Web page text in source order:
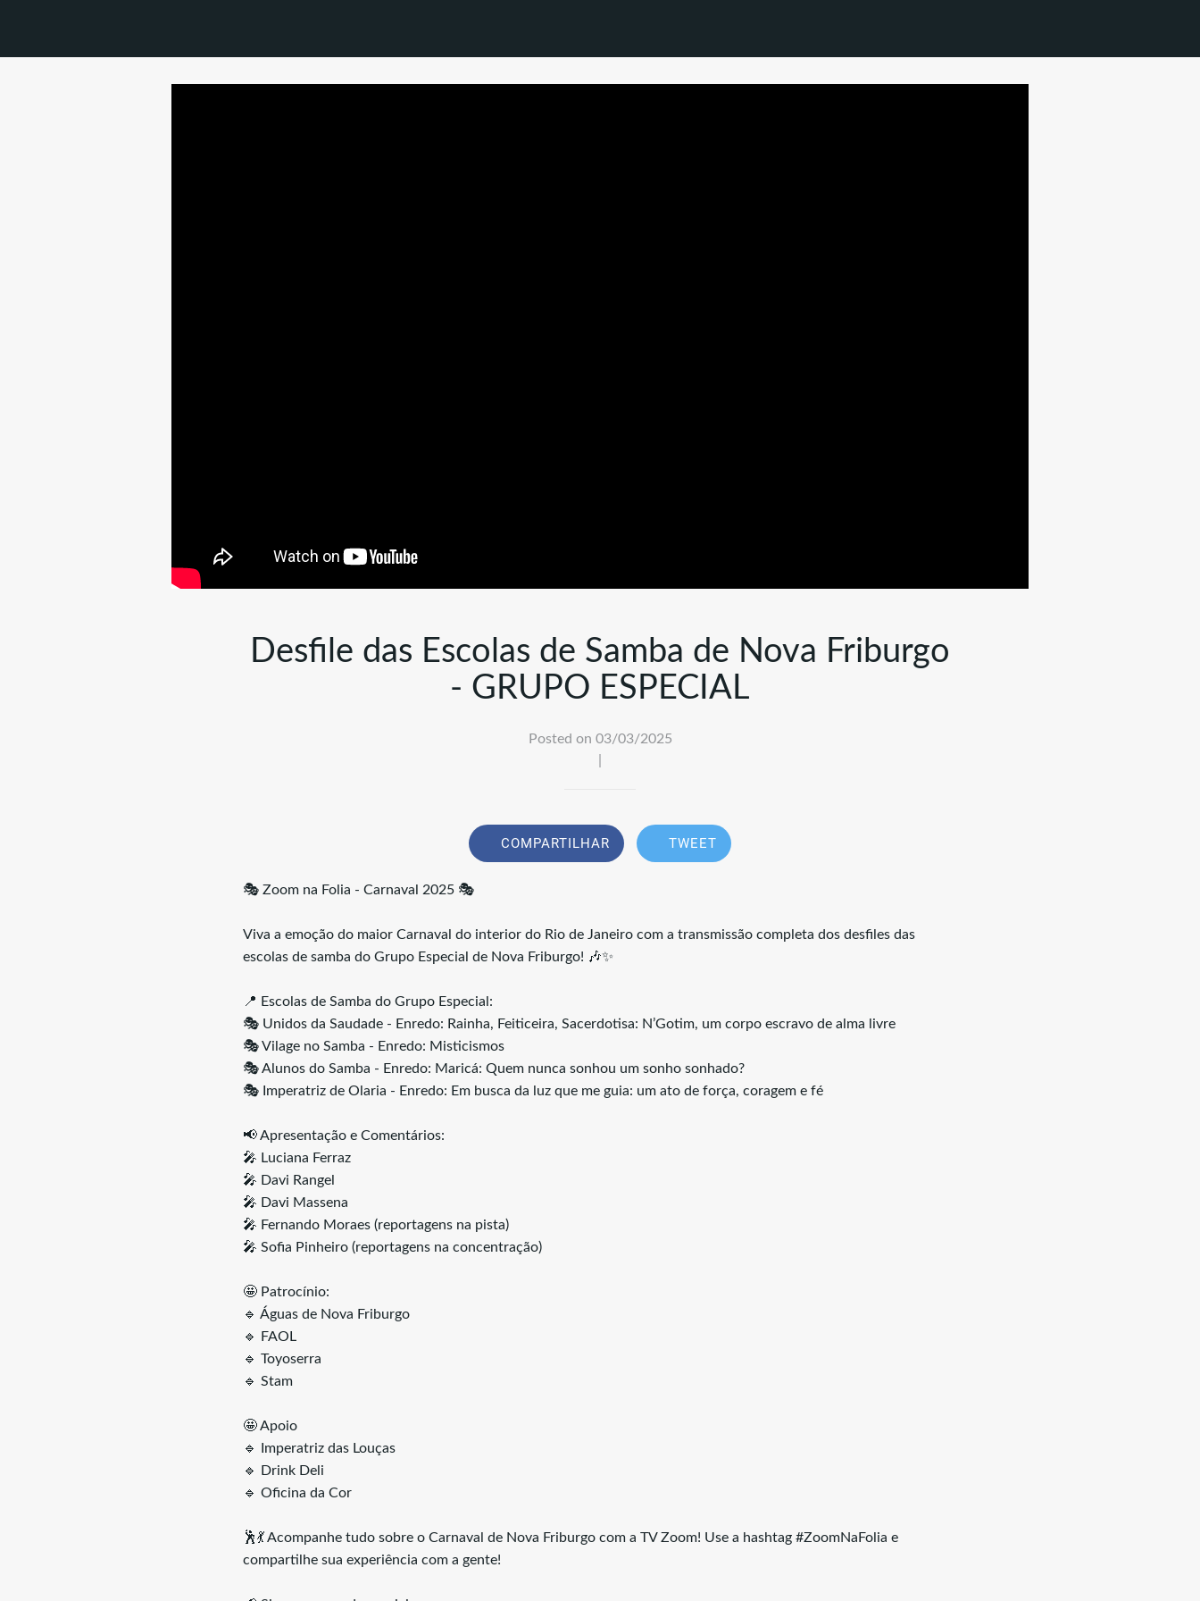
Desfile das Escolas de Samba de Nova Friburgo
- GRUPO ESPECIAL
Posted on 03/03/2025
COMPARTILHAR TWEET
🎭 Zoom na Folia - Carnaval 2025 🎭
Viva a emoção do maior Carnaval do interior do Rio de Janeiro com a transmissão completa dos desfiles das
escolas de samba do Grupo Especial de Nova Friburgo! 🎶✨
📍 Escolas de Samba do Grupo Especial:
🎭 Unidos da Saudade - Enredo: Rainha, Feiticeira, Sacerdotisa: N’Gotim, um corpo escravo de alma livre
🎭 Vilage no Samba - Enredo: Misticismos
🎭 Alunos do Samba - Enredo: Maricá: Quem nunca sonhou um sonho sonhado?
🎭 Imperatriz de Olaria - Enredo: Em busca da luz que me guia: um ato de força, coragem e fé
📢 Apresentação e Comentários:
🎤 Luciana Ferraz
🎤 Davi Rangel
🎤 Davi Massena
🎤 Fernando Moraes (reportagens na pista)
🎤 Sofia Pinheiro (reportagens na concentração)
🤩 Patrocínio:
🔹 Águas de Nova Friburgo
🔹 FAOL
🔹 Toyoserra
🔹 Stam
🤩 Apoio
🔹 Imperatriz das Louças
🔹 Drink Deli
🔹 Oficina da Cor
🕺💃 Acompanhe tudo sobre o Carnaval de Nova Friburgo com a TV Zoom! Use a hashtag #ZoomNaFolia e
compartilhe sua experiência com a gente!